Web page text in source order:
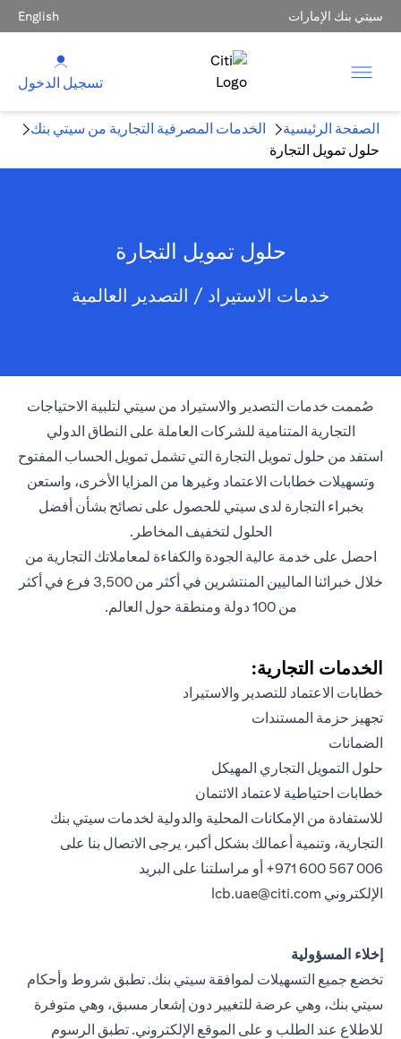
سيتي بنك الإمارات English
تسجيل الدخول
الصفحة الرئيسية
الخدمات المصرفية التجارية من سيتي بنك
حلول تمويل التجارة
حلول تمويل التجارة
خدمات الاستيراد / التصدير العالمية
صُممت خدمات التصدير والاستيراد من سيتي لتلبية الاحتياجات
التجارية المتنامية للشركات العاملة على النطاق الدولي
استفد من حلول تمويل التجارة التي تشمل تمويل الحساب المفتوح
وتسهيلات خطابات الاعتماد وغيرها من المزايا الأخرى، واستعن
بخبراء التجارة لدى سيتي للحصول على نصائح بشأن أفضل
الحلول لتخفيف المخاطر.
احصل على خدمة عالية الجودة والكفاءة لمعاملاتك التجارية من
خلال خبرائنا الماليين المنتشرين في أكثر من 3,500 فرع في أكثر
من 100 دولة ومنطقة حول العالم.
الخدمات التجارية:
خطابات الاعتماد للتصدير والاستيراد
تجهيز حزمة المستندات
الضمانات
حلول التمويل التجاري المهيكل
خطابات احتياطية لاعتماد الائتمان
للاستفادة من الإمكانات المحلية والدولية لخدمات سيتي بنك
التجارية، وتنمية أعمالك بشكل أكبر، يرجى الاتصال بنا على
971 600 567 006+ أو مراسلتنا على البريد
الإلكتروني lcb.uae@citi.com
إخلاء المسؤولية
تخضع جميع التسهيلات لموافقة سيتي بنك. تطبق شروط وأحكام
سيتي بنك، وهي عرضة للتغيير دون إشعار مسبق، وهي متوفرة
للاطلاع عند الطلب و على الموقع الإلكتروني. تطبق الرسوم